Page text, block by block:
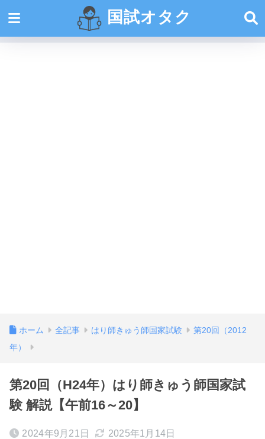
国試オタク
ホーム 全記事 はり師きゅう師国家試験
第20回（2012
年）
第20回（H24年）はり師きゅう師国家試
験 解説【午前16～20】
2024年9月21日 2025年1月14日